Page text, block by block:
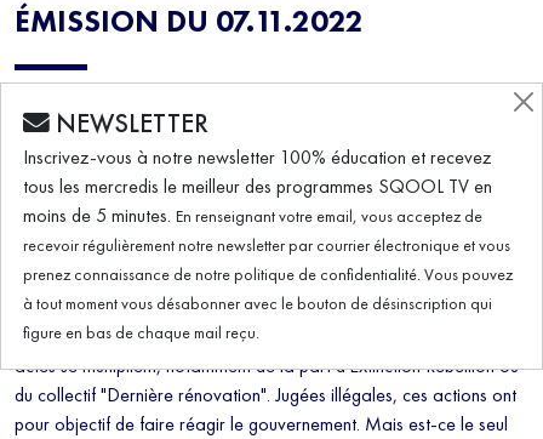
ÉMISSION DU 07.11.2022
Le Grand JT de l’Éducation (07/11/2022) –
Écologie: prendre conscience de l’urgence
climatique
Alors qu'il n'a jamais été aussi urgent de prendre au sérieux les
enjeux climatiques, certains jeunes ont décidé de s'engager dans le
militantisme, et de mener des actions de désobéissance civile. Les
actes se multiplient, notamment de la part d'Extinction Rébellion ou
du collectif "Dernière rénovation". Jugées illégales, ces actions ont
pour objectif de faire réagir le gouvernement. Mais est-ce le seul
NEWSLETTER
Inscrivez-vous à notre newsletter 100% éducation et recevez
tous les mercredis le meilleur des programmes SQOOL TV en
moins de 5 minutes. En renseignant votre email, vous acceptez de
recevoir régulièrement notre newsletter par courrier électronique et vous
prenez connaissance de notre politique de confidentialité. Vous pouvez
à tout moment vous désabonner avec le bouton de désinscription qui
figure en bas de chaque mail reçu.